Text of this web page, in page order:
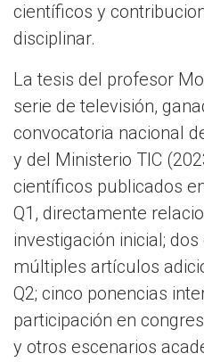
científicos y
disciplinar.
La tesis del profesor
serie de televisión,
convocatoria nacional
y del Ministerio TIC
científicos publicados
Q1, directamente
investigación inicial;
múltiples artículos
Q2; cinco ponencias
participación en
y otros escenarios